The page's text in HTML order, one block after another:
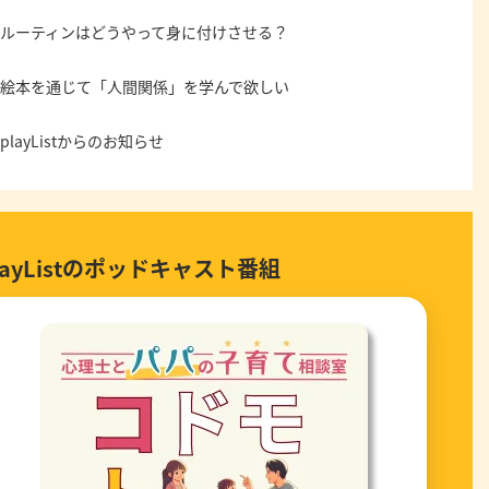
ルーティンはどうやって身に付けさせる？
絵本を通じて「人間関係」を学んで欲しい
playListからのお知らせ
のポッドキャスト番組